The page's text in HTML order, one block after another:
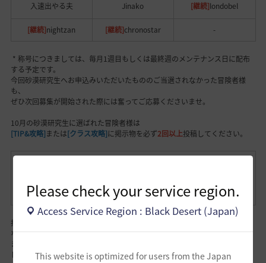
Please check your service region.
Access Service Region : Black Desert (Japan)
This website is optimized for users from the Japan
入速出やる夫 Jinako [継続]londobel
[継続]nightzan [継続]chronostar -
* 称号につきましては、毎月1週目もしくは最終週のメンテナンス日に配布
する予定です。
今回砂漠研究生へお申込みいただいたもののご当選されなかった冒険者様
も、
ぜひ次回募集が開始された際には奮ってご応募くださいませ。
10月の砂漠研究生に選ばれた冒険者様は
[TIP&攻略]または[クラス攻略]に掲示物を必ず2回以上投稿してください。
新規/復帰冒険者様が理解しやすいように、詳細な内容を記載してくださ
い。
投稿された掲示物の内容や品質が著しく低い場合は必須活動として認められ
ない場合があります。
また、特定の個人名を取り上げるような掲示物は作成しないようお願いいた
します。